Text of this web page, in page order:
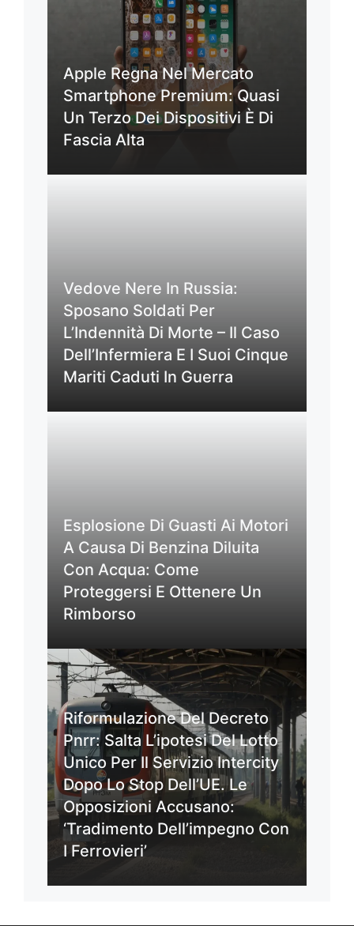
Apple Regna Nel Mercato
Smartphone Premium: Quasi
Un Terzo Dei Dispositivi È Di
Fascia Alta
Vedove Nere In Russia:
Sposano Soldati Per
L’Indennità Di Morte – Il Caso
Dell’Infermiera E I Suoi Cinque
Mariti Caduti In Guerra
Esplosione Di Guasti Ai Motori
A Causa Di Benzina Diluita
Con Acqua: Come
Proteggersi E Ottenere Un
Rimborso
Riformulazione Del Decreto
Pnrr: Salta L’ipotesi Del Lotto
Unico Per Il Servizio Intercity
Dopo Lo Stop Dell’UE. Le
Opposizioni Accusano:
‘Tradimento Dell’impegno Con
I Ferrovieri’